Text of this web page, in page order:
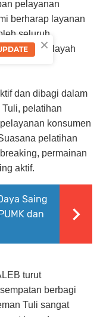
pelayanan
berharap layanan
seluruh
juga di wilayah
dan dibagi dalam
pelatihan
konsumen
pelatihan
permainan
aktif.
Saing
dan
turut
berbagi
Tuli sangat
×